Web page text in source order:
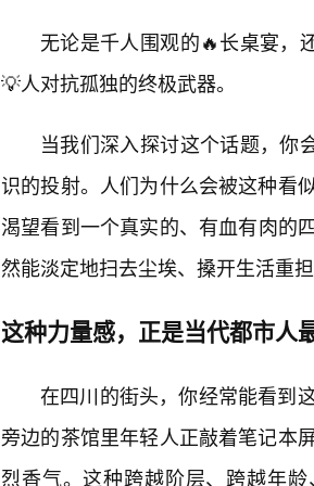
无论是千人围观的🔥长桌宴，
💡人对抗孤独的终极武器。
当我们深入探讨这个话题，你
识的投射。人们为什么会被这种看
渴望看到一个真实的、有血有肉的
然能淡定地扫去尘埃、搡开生活重
这种力量感，正是当代都市人
在四川的街头，你经常能看到
旁边的茶馆里年轻人正敲着笔记本
烈香气。这种跨越阶层、跨越年